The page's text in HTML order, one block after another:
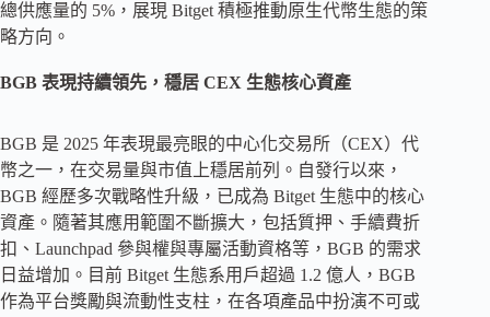
總供應量的 5%，展現 Bitget 積極推動原生代幣生態的策
略方向。
BGB 表現持續領先，穩居 CEX 生態核心資產
BGB 是 2025 年表現最亮眼的中心化交易所（CEX）代
幣之一，在交易量與市值上穩居前列。自發行以來，
BGB 經歷多次戰略性升級，已成為 Bitget 生態中的核心
資產。隨著其應用範圍不斷擴大，包括質押、手續費折
扣、Launchpad 參與權與專屬活動資格等，BGB 的需求
日益增加。目前 Bitget 生態系用戶超過 1.2 億人，BGB
作為平台獎勵與流動性支柱，在各項產品中扮演不可或